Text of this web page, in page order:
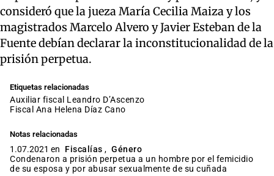
consideró que la jueza María Cecilia Maiza y los
magistrados Marcelo Alvero y Javier Esteban de la
Fuente debían declarar la inconstitucionalidad de la
prisión perpetua.
Etiquetas relacionadas
auxiliar fiscal Leandro D’Ascenzo
fiscal Ana Helena Díaz Cano
Notas relacionadas
1.07.2021 en Fiscalías , Género
Condenaron a prisión perpetua a un hombre por el femicidio
de su esposa y por abusar sexualmente de su cuñada